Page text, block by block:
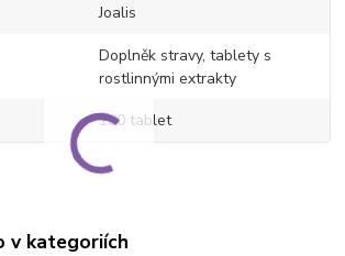
Joalis
Doplněk stravy, tablety s
rostlinnými extrakty
100 tablet
v kategoriích